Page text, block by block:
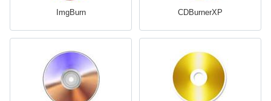
ImgBurn CDBurnerXP